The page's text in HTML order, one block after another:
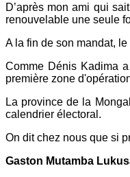
D’après mon ami qui
renouvelable une seule
A la fin de son mandat,
Comme Dénis Kadima
première zone
La province de la
calendrier électoral.
On dit chez nous que si
Gaston Mutamba